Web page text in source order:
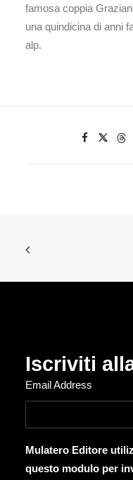
famosa coppia
una quindicina di anni
alp.
Iscriviti
Email Address
Mulatero Editore
questo modulo per